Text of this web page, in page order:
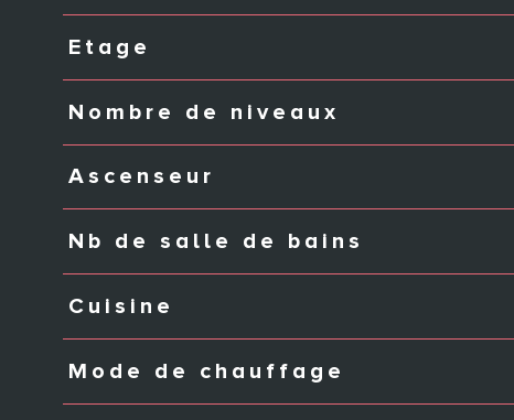
Etage
Nombre de niveaux
Ascenseur
Nb de salle de bains
Cuisine
Mode de chauffage